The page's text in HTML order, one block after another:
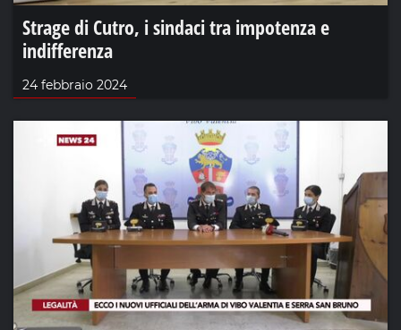
Strage di Cutro, i sindaci tra impotenza e
indifferenza
24 febbraio 2024